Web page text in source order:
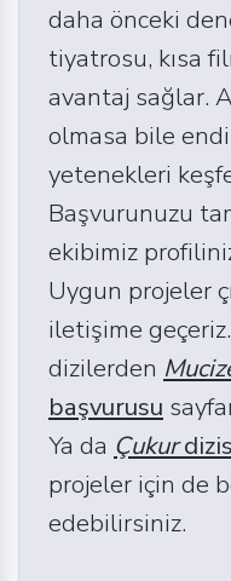
daha önceki
tiyatrosu, kısa
avantaj sağlar.
olmasa bile
yetenekleri
Başvurunuzu
ekibimiz
Uygun projeler
iletişime
dizilerden
başvurusu
Ya da Çukur
projeler için de
edebilirsiniz.